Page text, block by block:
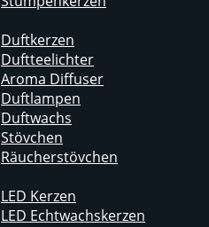
Duftkerzen
Duftteelichter
Aroma Diffuser
Duftlampen
Duftwachs
Stövchen
Räucherstövchen
LED Kerzen
LED Echtwachskerzen